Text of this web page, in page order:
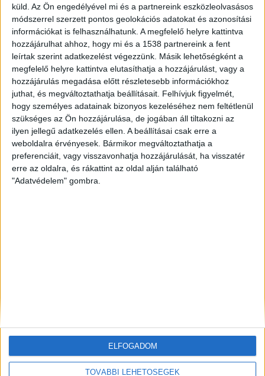
küld. Az Ön engedélyével mi és a partnereink eszközleolvasásos
módszerrel szerzett pontos geolokációs adatokat és azonosítási
információkat is felhasználhatunk. A megfelelő helyre kattintva
hozzájárulhat ahhoz, hogy mi és a 1538 partnereink a fent
leírtak szerint adatkezelést végezzünk. Másik lehetőségként a
megfelelő helyre kattintva elutasíthatja a hozzájárulást, vagy a
hozzájárulás megadása előtt részletesebb információkhoz
juthat, és megváltoztathatja beállításait. Felhívjuk figyelmét,
hogy személyes adatainak bizonyos kezeléséhez nem feltétlenül
szükséges az Ön hozzájárulása, de jogában áll tiltakozni az
ilyen jellegű adatkezelés ellen. A beállításai csak erre a
weboldalra érvényesek. Bármikor megváltoztathatja a
preferenciáit, vagy visszavonhatja hozzájárulását, ha visszatér
erre az oldalra, és rákattint az oldal alján található
"Adatvédelem" gombra.
TOVÁBBI LEHETŐSÉGEK
ELFOGADOM
FRISS HÍREK
ZÖLDINFÓ 18 óra telt el a létrehozás óta
A hőség miatt veszélyesen megemelkedett a
talajközeli ózon szintje
ZÖLDINFÓ 19 óra telt el a létrehozás óta
Rekordhőség és történelmi aszály sújtja
Horvátországot, a folyók apadnak
ZÖLDINFÓ 20 óra telt el a létrehozás óta
Vízszolgáltatókat támadtak hackerek az Egyesült
Államokban
ZÖLDINFÓ 20 óra telt el a létrehozás óta